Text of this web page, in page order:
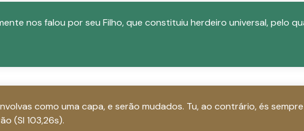
nos falou por seu Filho, que constituiu herdeiro universal, pelo
como uma capa, e serão mudados. Tu, ao contrário, és
(Sl 103,26s).